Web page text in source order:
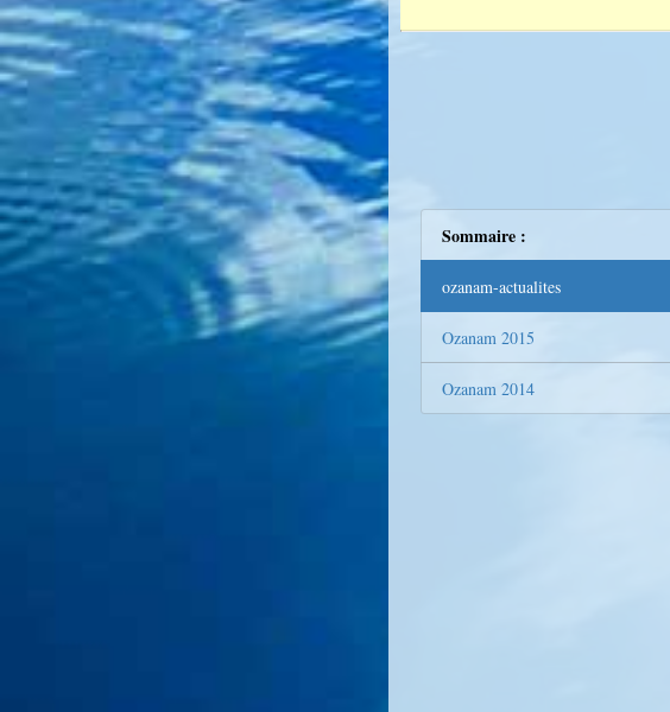
Sommaire :
ozanam-actualites
Ozanam 2015
Ozanam 2014